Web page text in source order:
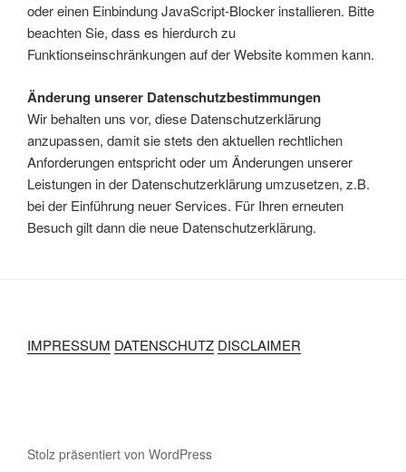
oder einen Einbindung JavaScript-Blocker installieren. Bitte
beachten Sie, dass es hierdurch zu
Funktionseinschränkungen auf der Website kommen kann.
Änderung unserer Datenschutzbestimmungen
Wir behalten uns vor, diese Datenschutzerklärung
anzupassen, damit sie stets den aktuellen rechtlichen
Anforderungen entspricht oder um Änderungen unserer
Leistungen in der Datenschutzerklärung umzusetzen, z.B.
bei der Einführung neuer Services. Für Ihren erneuten
Besuch gilt dann die neue Datenschutzerklärung.
IMPRESSUM DATENSCHUTZ DISCLAIMER
Stolz präsentiert von WordPress